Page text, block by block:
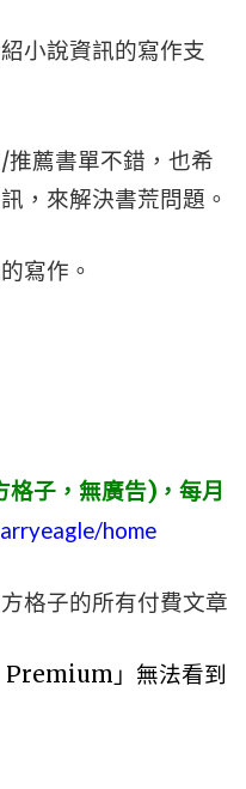
小說資訊的寫作支
薦書單不錯，也希
，來解決書荒問題。
寫作。
子，無廣告)，每月
home
格子的所有付費文章
」無法看到